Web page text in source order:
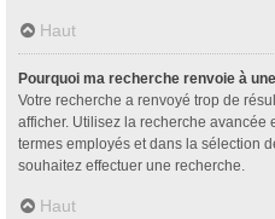
Haut
Pourquoi ma recherche renvoie à
Votre recherche a renvoyé trop de
afficher. Utilisez la recherche avancée
termes employés et dans la sélection
souhaitez effectuer une recherche.
Haut